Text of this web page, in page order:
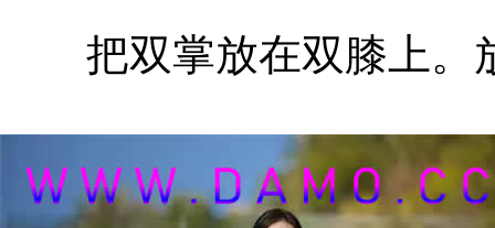
把双掌放在双膝上。